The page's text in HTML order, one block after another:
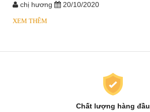
chị hương 20/10/2020
XEM THÊM
Chất lượng hàng đầu